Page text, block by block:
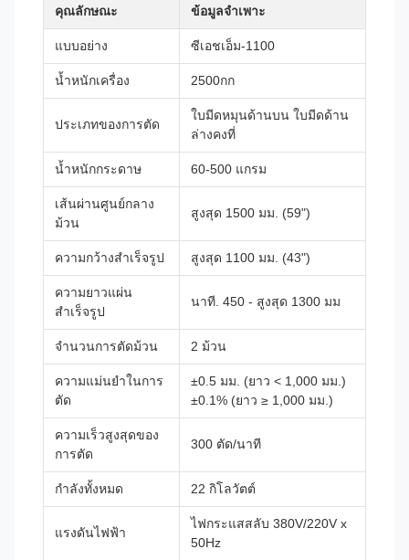
คุณลักษณะ ข้อมูลจำเพาะ
แบบอย่าง ซีเอชเอ็ม-1100
น้ำหนักเครื่อง 2500กก
ประเภทของการตัด
ใบมีดหมุนด้านบน ใบมีดด้าน
ล่างคงที่
น้ำหนักกระดาษ 60-500 แกรม
เส้นผ่านศูนย์กลาง
ม้วน
สูงสุด 1500 มม. (59")
ความกว้างสำเร็จรูป สูงสุด 1100 มม. (43")
ความยาวแผ่น
สำเร็จรูป
นาที. 450 - สูงสุด 1300 มม
จำนวนการตัดม้วน 2 ม้วน
ความแม่นยำในการ
ตัด
±0.5 มม. (ยาว < 1,000 มม.)
±0.1% (ยาว ≥ 1,000 มม.)
ความเร็วสูงสุดของ
การตัด
300 ตัด/นาที
กำลังทั้งหมด 22 กิโลวัตต์
แรงดันไฟฟ้า
ไฟกระแสสลับ 380V/220V x
50Hz